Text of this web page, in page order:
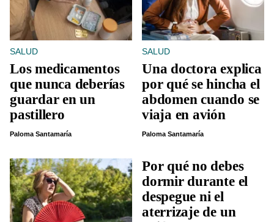
SALUD
Los medicamentos
que nunca deberías
guardar en un
pastillero
Paloma Santamaría
SALUD
Una doctora explica
por qué se hincha el
abdomen cuando se
viaja en avión
Paloma Santamaría
Por qué no debes
dormir durante el
despegue ni el
aterrizaje de un